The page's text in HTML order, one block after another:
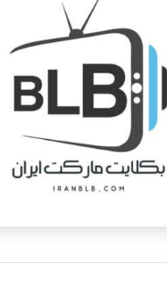
کلیک کنید